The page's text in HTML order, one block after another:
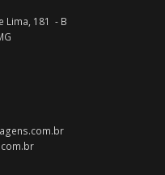
Lima, 181 - B